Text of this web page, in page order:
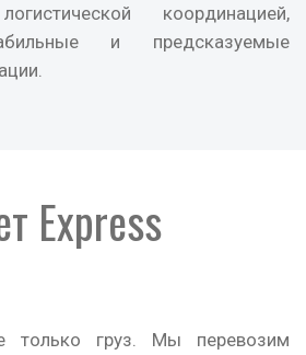
координацией,
и предсказуемые
Express
только груз. Мы перевозим